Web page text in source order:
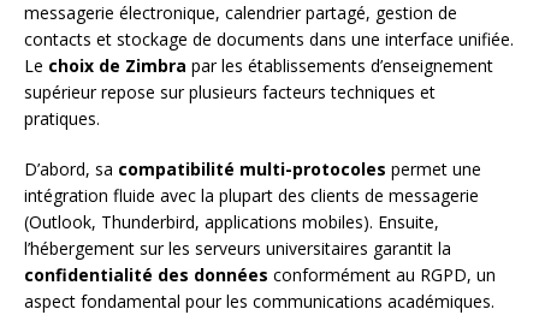
messagerie électronique, calendrier partagé, gestion de
contacts et stockage de documents dans une interface unifiée.
Le choix de Zimbra par les établissements d’enseignement
supérieur repose sur plusieurs facteurs techniques et
pratiques.
D’abord, sa compatibilité multi-protocoles permet une
intégration fluide avec la plupart des clients de messagerie
(Outlook, Thunderbird, applications mobiles). Ensuite,
l’hébergement sur les serveurs universitaires garantit la
confidentialité des données conformément au RGPD, un
aspect fondamental pour les communications académiques.